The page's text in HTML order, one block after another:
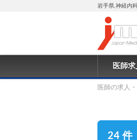
岩手県,神経内
医師
医師の求人
24 件